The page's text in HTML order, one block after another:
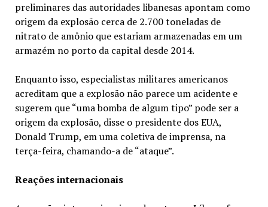
preliminares das autoridades libanesas apontam como
origem da explosão cerca de 2.700 toneladas de
nitrato de amônio que estariam armazenadas em um
armazém no porto da capital desde 2014.
Enquanto isso, especialistas militares americanos
acreditam que a explosão não parece um acidente e
sugerem que “uma bomba de algum tipo” pode ser a
origem da explosão, disse o presidente dos EUA,
Donald Trump, em uma coletiva de imprensa, na
terça-feira, chamando-a de “ataque”.
Reações internacionais